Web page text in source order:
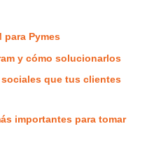
para Pymes
y cómo solucionarlos
que tus clientes
importantes para tomar